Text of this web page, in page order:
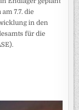
7.7. die
in den
für die